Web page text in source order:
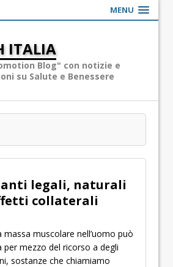
MENU
ITALIA
Blog" con notizie e
su Salute e Benessere
legali, naturali
collaterali
massa muscolare nell’uomo può
mezzo del ricorso a degli
sostanze che chiamiamo